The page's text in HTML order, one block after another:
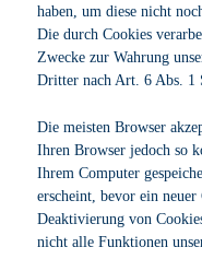
haben, um diese nicht
Die durch Cookies
Zwecke zur Wahrung
Dritter nach Art. 6 Abs.
Die meisten Browser
Ihren Browser jedoch so
Ihrem Computer
erscheint, bevor ein
Deaktivierung von
nicht alle Funktionen